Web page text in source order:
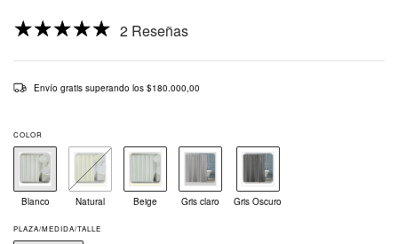
2 Reseñas
Envío gratis superando los $180.000,00
COLOR
Blanco Natural Beige Gris claro Gris Oscuro
PLAZA/MEDIDA/TALLE